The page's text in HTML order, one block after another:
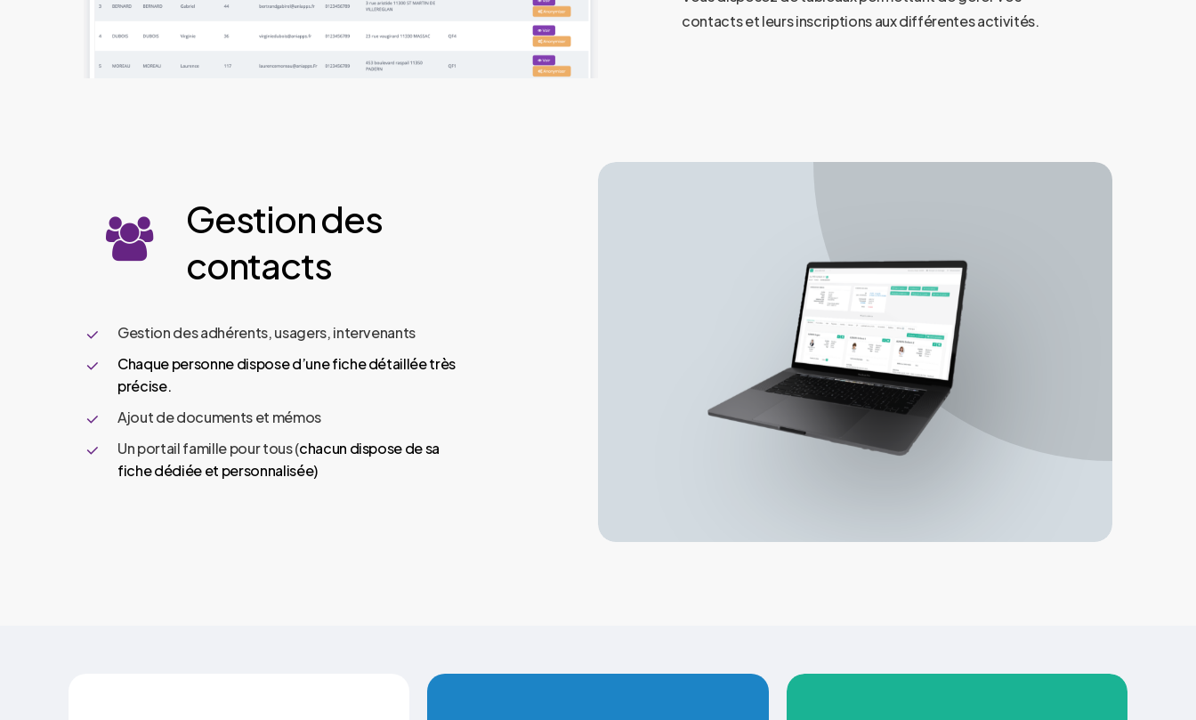
contacts et leurs inscriptions aux différentes activités.
Gestiondes
contacts
Gestion des adhérents, usagers, intervenants
Chaque personne dispose d’une fiche détaillée très
précise.
Ajout de documents et mémos
Un portail famille pour tous (chacun dispose de sa
fiche dédiée et personnalisée)